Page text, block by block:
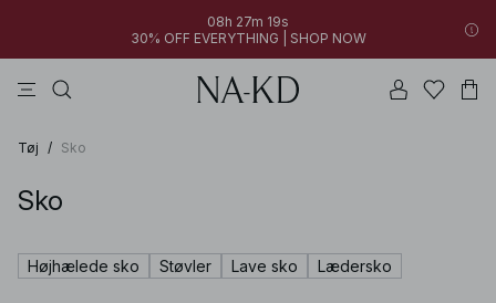
08h 27m 18s
30% OFF EVERYTHING | SHOP NOW
Tøj / Sko
Sko
Højhælede sko Støvler Lave sko Lædersko